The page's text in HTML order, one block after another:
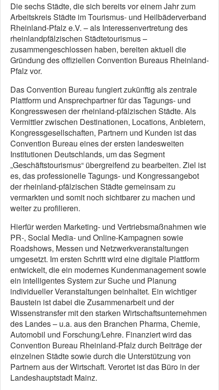
Die sechs Städte, die sich bereits vor einem Jahr zum
Arbeitskreis Städte im Tourismus- und Heilbäderverband
Rheinland-Pfalz e.V. – als Interessenvertretung des
rheinlandpfälzischen Städtetourismus –
zusammengeschlossen haben, bereiten aktuell die
Gründung des offiziellen Convention Bureaus Rheinland-
Pfalz vor.
Das Convention Bureau fungiert zukünftig als zentrale
Plattform und Ansprechpartner für das Tagungs- und
Kongresswesen der rheinland-pfälzischen Städte. Als
Vermittler zwischen Destinationen, Locations, Anbietern,
Kongressgesellschaften, Partnern und Kunden ist das
Convention Bureau eines der ersten landesweiten
Institutionen Deutschlands, um das Segment
„Geschäftstourismus“ übergreifend zu bearbeiten. Ziel ist
es, das professionelle Tagungs- und Kongressangebot
der rheinland-pfälzischen Städte gemeinsam zu
vermarkten und somit noch sichtbarer zu machen und
weiter zu profilieren.
Hierfür werden Marketing- und Vertriebsmaßnahmen wie
PR-, Social Media- und Online-Kampagnen sowie
Roadshows, Messen und Netzwerkveranstaltungen
umgesetzt. Im ersten Schritt wird eine digitale Plattform
entwickelt, die ein modernes Kundenmanagement sowie
ein intelligentes System zur Suche und Planung
individueller Veranstaltungen beinhaltet. Ein wichtiger
Baustein ist dabei die Zusammenarbeit und der
Wissenstransfer mit den starken Wirtschaftsunternehmen
des Landes – u.a. aus den Branchen Pharma, Chemie,
Automobil und Forschung/Lehre. Finanziert wird das
Convention Bureau Rheinland-Pfalz durch Beiträge der
einzelnen Städte sowie durch die Unterstützung von
Partnern aus der Wirtschaft. Verortet ist das Büro in der
Landeshauptstadt Mainz.